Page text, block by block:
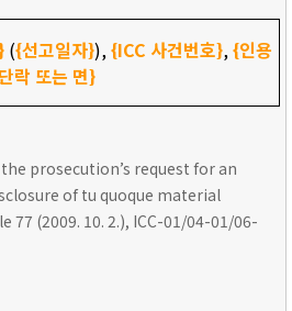
({선고일자}),{ICC 사건번호},{인용
단락 또는 면}
prosecution’s request for an
of tu quoque material
77 (2009. 10. 2.), ICC-01/04-01/06-